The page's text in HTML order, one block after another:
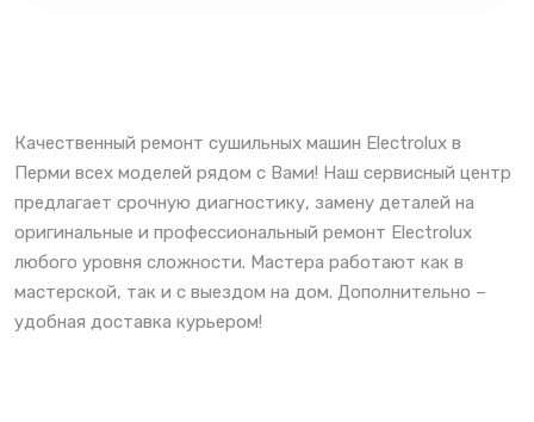
Качественный ремонт сушильных машин Electrolux в
Перми всех моделей рядом с Вами! Наш сервисный центр
предлагает срочную диагностику, замену деталей на
оригинальные и профессиональный ремонт Electrolux
любого уровня сложности. Мастера работают как в
мастерской, так и с выездом на дом. Дополнительно –
удобная доставка курьером!